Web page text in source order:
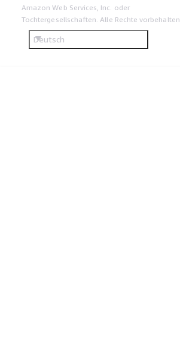
Amazon Web Services, Inc. oder
Tochtergesellschaften. Alle Rechte vorbehalten.
Deutsch